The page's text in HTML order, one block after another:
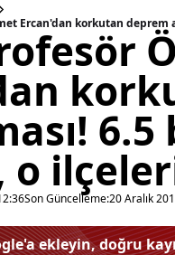
o
Son Güncelleme:20 Aralık
ekleyin, doğru